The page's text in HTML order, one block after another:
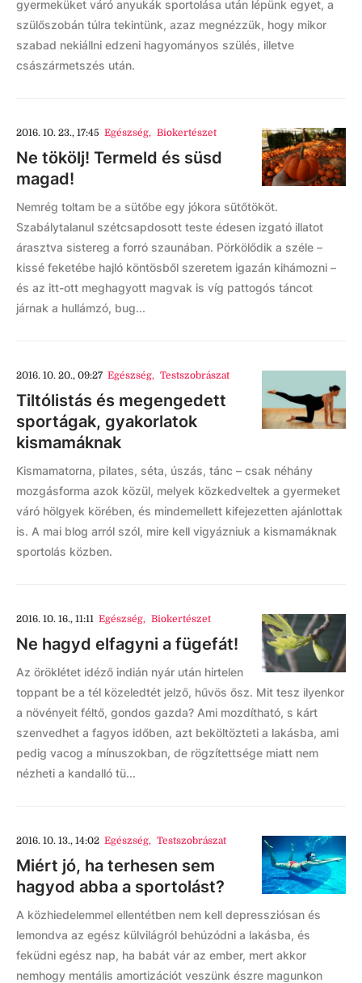
gyermeküket váró anyukák sportolása után lépünk egyet, a
szülőszobán túlra tekintünk, azaz megnézzük, hogy mikor
szabad nekiállni edzeni hagyományos szülés, illetve
császármetszés után.
2016. 10. 23., 17:45 Egészség, Biokertészet
Ne tökölj! Termeld és süsd
magad!
Nemrég toltam be a sütőbe egy jókora sütőtököt.
Szabálytalanul szétcsapdosott teste édesen izgató illatot
árasztva sistereg a forró szaunában. Pörkölődik a széle –
kissé feketébe hajló köntösből szeretem igazán kihámozni –
és az itt-ott meghagyott magvak is víg pattogós táncot
járnak a hullámzó, bug...
2016. 10. 20., 09:27 Egészség, Testszobrászat
Tiltólistás és megengedett
sportágak, gyakorlatok
kismamáknak
Kismamatorna, pilates, séta, úszás, tánc – csak néhány
mozgásforma azok közül, melyek közkedveltek a gyermeket
váró hölgyek körében, és mindemellett kifejezetten ajánlottak
is. A mai blog arról szól, mire kell vigyázniuk a kismamáknak
sportolás közben.
2016. 10. 16., 11:11 Egészség, Biokertészet
Ne hagyd elfagyni a fügefát!
Az öröklétet idéző indián nyár után hirtelen
toppant be a tél közeledtét jelző, hűvös ősz. Mit tesz ilyenkor
a növényeit féltő, gondos gazda? Ami mozdítható, s kárt
szenvedhet a fagyos időben, azt beköltözteti a lakásba, ami
pedig vacog a mínuszokban, de rögzítettsége miatt nem
nézheti a kandalló tü...
2016. 10. 13., 14:02 Egészség, Testszobrászat
Miért jó, ha terhesen sem
hagyod abba a sportolást?
A közhiedelemmel ellentétben nem kell depressziósan és
lemondva az egész külvilágról behúzódni a lakásba, és
feküdni egész nap, ha babát vár az ember, mert akkor
nemhogy mentális amortizációt veszünk észre magunkon